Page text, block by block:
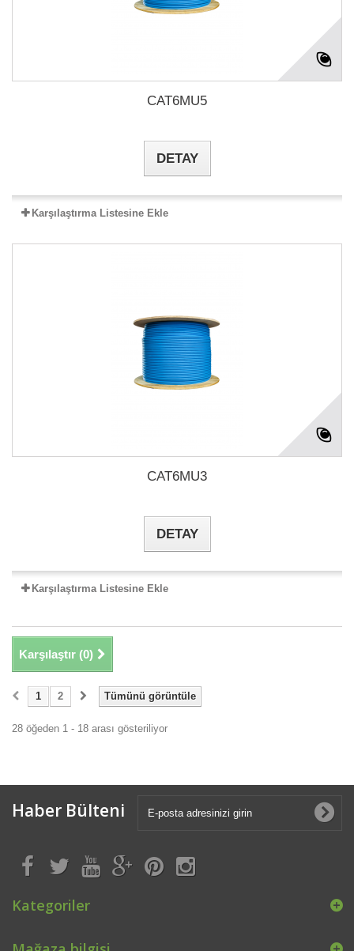
CAT6MU5
DETAY
Karşılaştırma Listesine Ekle
CAT6MU3
DETAY
Karşılaştırma Listesine Ekle
Karşılaştır (0)
Tümünü görüntüle
1 2
28 öğeden 1 - 18 arası gösteriliyor
Haber Bülteni
Kategoriler